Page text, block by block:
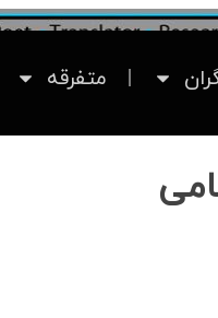
متفرقه